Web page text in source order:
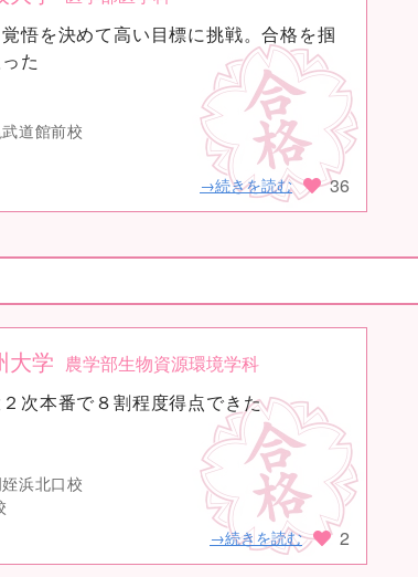
悟を決めて高い目標に挑戦。合格を掴
た
道館前校
→続きを読む
36
大学 農学部生物資源環境学科
次本番で８割程度得点できた
浜北口校
→続きを読む
2